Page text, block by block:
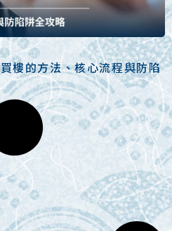
樓的方法、核心流程與防陷